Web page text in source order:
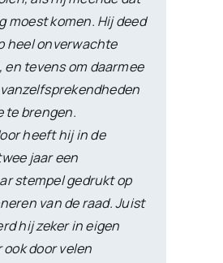
moest komen. Hij deed
heel onverwachte
tevens om daarmee
te brengen.
heeft hij in de
jaar een
stempel gedrukt op
van de raad. Juist
hij zeker in eigen
door velen